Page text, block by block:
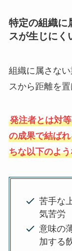
特定の組織に
スが生じにく
組織に属さな
スから距離を
発注者とは対
の成果で結ば
ちな以下のよ
苦手な
気苦労
意味の
加する